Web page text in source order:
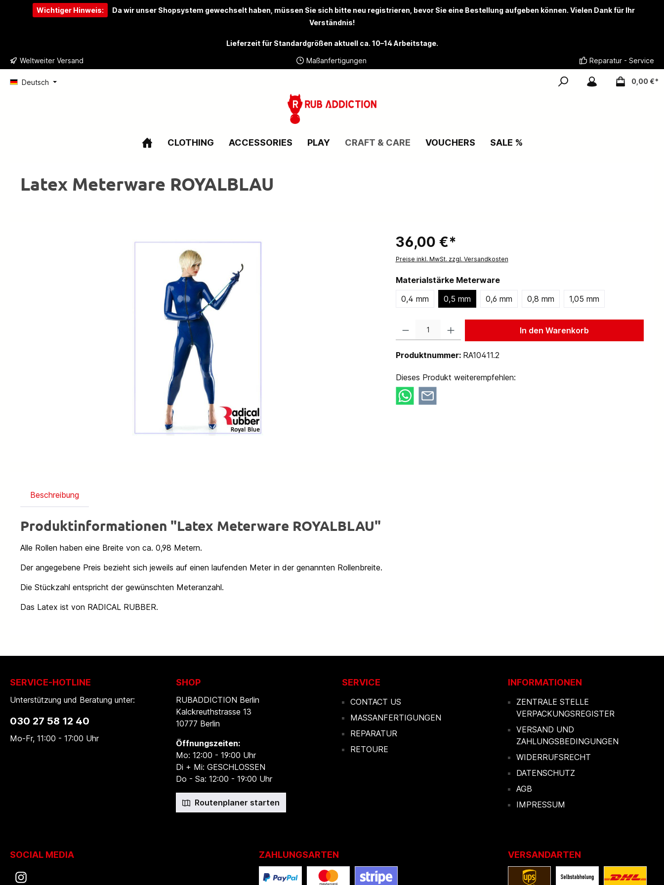
springen Zur Hauptnavigation springen
Wichtiger Hinweis: Da wir unser Shopsystem gewechselt haben, müssen Sie sich bitte neu registrieren , bevor Sie eine Bestellung aufgeben können. Vielen Dank für Ihr
Verständnis!
Lieferzeit für Standardgrößen aktuell ca. 10–14 Arbeitstage.
Weltweiter Versand Maßanfertigungen Reparatur - Service
Deutsch 0,00 €*
CLOTHING ACCESSORIES PLAY CRAFT & CARE VOUCHERS SALE %
Latex Meterware ROYALBLAU
36,00 €*
Preise inkl. MwSt. zzgl. Versandkosten
Materialstärke Meterware
0,4 mm
0,5 mm 0,6 mm 0,8 mm 1,05 mm
In den Warenkorb
Produktnummer: RA10411.2
Dieses Produkt weiterempfehlen:
Beschreibung
Produktinformationen "Latex Meterware ROYALBLAU"
Alle Rollen haben eine Breite von ca. 0,98 Metern.
Der angegebene Preis bezieht sich jeweils auf einen laufenden Meter in der genannten Rollenbreite.
Die Stückzahl entspricht der gewünschten Meteranzahl.
Das Latex ist von RADICAL RUBBER.
SHOP
RUBADDICTION Berlin
Kalckreuthstrasse 13
10777 Berlin
Öffnungszeiten:
Mo: 12:00 - 19:00 Uhr
Di + Mi: GESCHLOSSEN
Do - Sa: 12:00 - 19:00 Uhr
Routenplaner starten
SERVICE
CONTACT US
MASSANFERTIGUNGEN
REPARATUR
RETOURE
INFORMATIONEN
ZENTRALE STELLE
VERPACKUNGSREGISTER
VERSAND UND
ZAHLUNGSBEDINGUNGEN
WIDERRUFSRECHT
DATENSCHUTZ
AGB
IMPRESSUM
SERVICE-HOTLINE
Unterstützung und Beratung unter:
030 27 58 12 40
Mo-Fr, 11:00 - 17:00 Uhr
SOCIAL MEDIA ZAHLUNGSARTEN VERSANDARTEN